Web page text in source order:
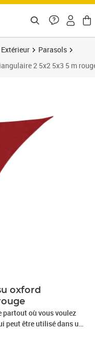
Parasols
2 5x2 5x3 5 m
oxford
partout où vous voulez
peut être utilisé dans une
jardin, terrasse, aire de